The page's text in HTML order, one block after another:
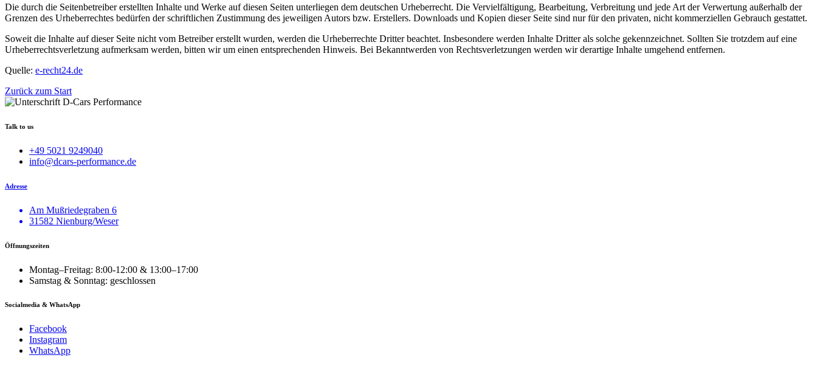
Die durch die Seitenbetreiber erstellten Inhalte und Werke auf diesen Seiten unterliegen dem deutschen Urheberrecht. Die Vervielfältigung, Bearbeitung, Verbreitung und jede Art der Verwertung außerhalb der
Grenzen des Urheberrechtes bedürfen der schriftlichen Zustimmung des jeweiligen Autors bzw. Erstellers. Downloads und Kopien dieser Seite sind nur für den privaten, nicht kommerziellen Gebrauch gestattet.
Soweit die Inhalte auf dieser Seite nicht vom Betreiber erstellt wurden, werden die Urheberrechte Dritter beachtet. Insbesondere werden Inhalte Dritter als solche gekennzeichnet. Sollten Sie trotzdem auf eine
Urheberrechtsverletzung aufmerksam werden, bitten wir um einen entsprechenden Hinweis. Bei Bekanntwerden von Rechtsverletzungen werden wir derartige Inhalte umgehend entfernen.
Quelle: e-recht24.de
Zurück zum Start
Talk to us
+49 5021 9249040
info@dcars-performance.de
Adresse
Am Mußriedegraben 6
31582 Nienburg/Weser
Öffnungszeiten
Montag–Freitag: 8:00-12:00 & 13:00–17:00
Samstag & Sonntag: geschlossen
Socialmedia & WhatsApp
Facebook
Instagram
WhatsApp